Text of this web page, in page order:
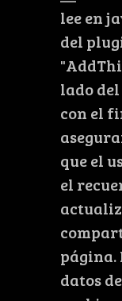
lee en
del
lado
con el
que el
el
página.
datos